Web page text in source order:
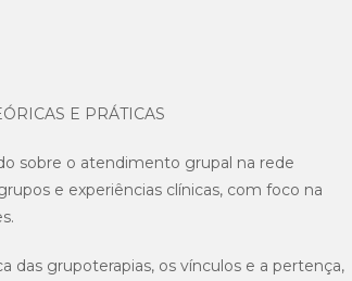
E PRÁTICAS
sobre o atendimento grupal na rede
e experiências clínicas, com foco na
das grupoterapias, os vínculos e a pertença,